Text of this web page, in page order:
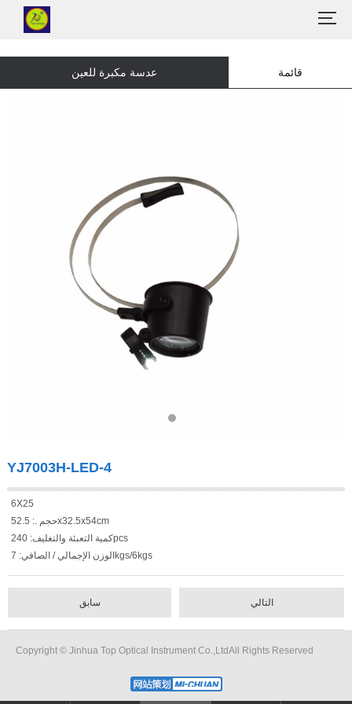
عدسة مكبرة للعين قائمة
YJ7003H-LED-4
6X25
حجم .: 52.5x32.5x54cm
كمية التعبئة والتغليف: 240pcs
الوزن الإجمالي / الصافي: 7kgs/6kgs
سابق التالي
Copyright © Jinhua Top Optical Instrument Co.,LtdAll Rights Reserved